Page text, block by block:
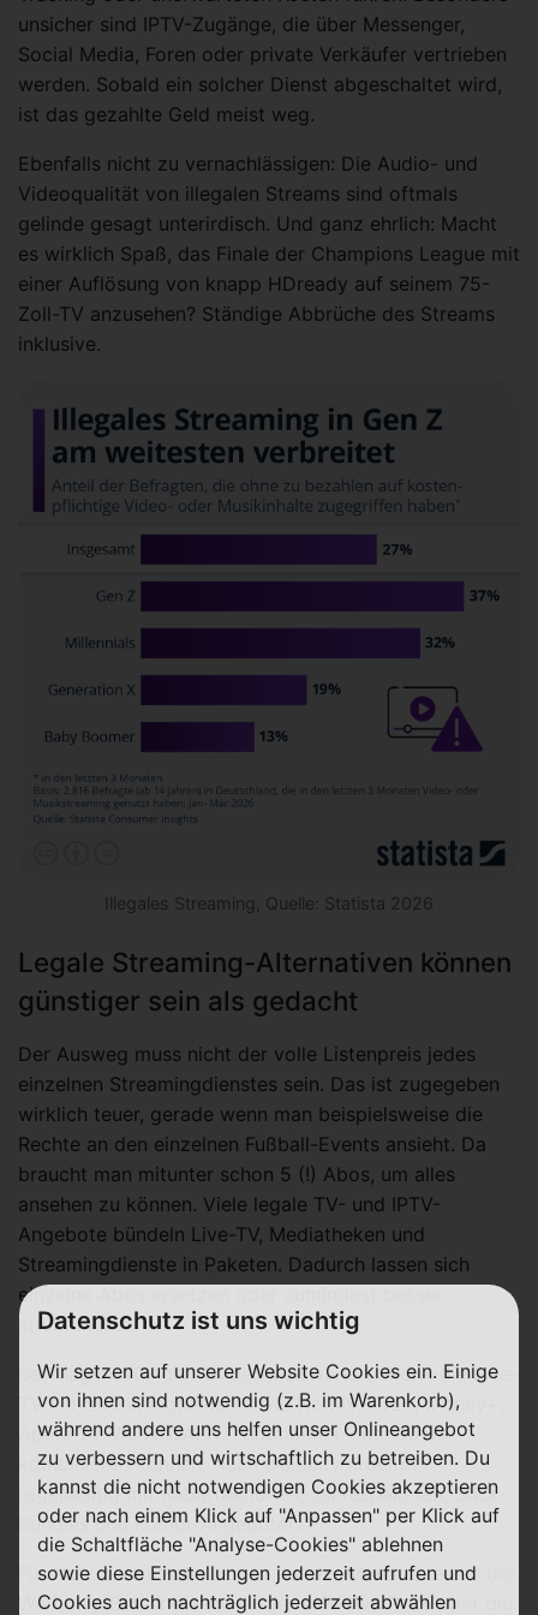
unsicher sind IPTV-Zugänge, die über Messenger,
Social Media, Foren oder private Verkäufer vertrieben
werden. Sobald ein solcher Dienst abgeschaltet wird,
ist das gezahlte Geld meist weg.
Ebenfalls nicht zu vernachlässigen: Die Audio- und
Videoqualität von illegalen Streams sind oftmals
gelinde gesagt unterirdisch. Und ganz ehrlich: Macht
es wirklich Spaß, das Finale der Champions League mit
einer Auflösung von knapp HDready auf seinem 75-
Zoll-TV anzusehen? Ständige Abbrüche des Streams
inklusive.
Illegales Streaming, Quelle: Statista 2026
Legale Streaming-Alternativen können
günstiger sein als gedacht
Der Ausweg muss nicht der volle Listenpreis jedes
einzelnen Streamingdienstes sein. Das ist zugegeben
wirklich teuer, gerade wenn man beispielsweise die
Rechte an den einzelnen Fußball-Events ansieht. Da
braucht man mitunter schon 5 (!) Abos, um alles
ansehen zu können. Viele legale TV- und IPTV-
Angebote bündeln Live-TV, Mediatheken und
Streamingdienste in Paketen. Dadurch lassen sich
einzelne Abos ersetzen oder zumindest besser
strukturieren.
Bei MagentaTV gibt es beispielsweise Pakete, die Live-
TV mit Streamingdiensten wie Netflix, RTL+, Disney+,
Apple TV, WOW, DAZN, Paramount+ oder Joyn+
kombinieren können. Auch waipu.tv arbeitet
regelmäßig mit Rabattaktionen, Jahrespaketen, Stick-
Bundles und Kombi-Angeboten.
Für Nutzer zählt dabei nicht nur der Monatspreis in der
Werbung. Entscheidend ist der effektive Preis über die
Datenschutz ist uns wichtig
Wir setzen auf unserer Website Cookies ein. Einige
von ihnen sind notwendig (z.B. im Warenkorb),
während andere uns helfen unser Onlineangebot
zu verbessern und wirtschaftlich zu betreiben. Du
kannst die nicht notwendigen Cookies akzeptieren
oder nach einem Klick auf "Anpassen" per Klick auf
die Schaltfläche "Analyse-Cookies" ablehnen
sowie diese Einstellungen jederzeit aufrufen und
Cookies auch nachträglich jederzeit abwählen